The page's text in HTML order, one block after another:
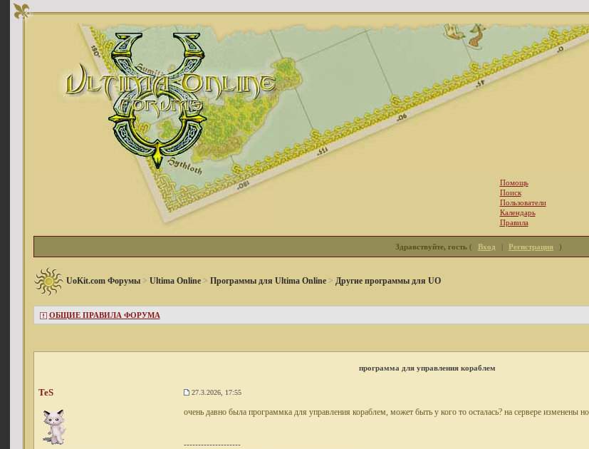
Помощь
Поиск
Пользователи
Календарь
Правила
Здравствуйте, гость ( Вход | Регистрация )
UoKit.com Форумы> Ultima Online> Программы для Ultima Online> Другие программы для UO
ОБЩИЕ ПРАВИЛА ФОРУМА
программа для управления кораблем
TeS 27.3.2026, 17:55
очень давно была программка для управления кораблем, может быть у кого то осталась? на сервере изменены
--------------------